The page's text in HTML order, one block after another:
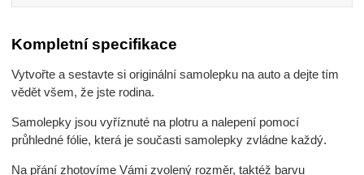
Kompletní specifikace
Vytvořte a sestavte si originální samolepku na auto a dejte tím
vědět všem, že jste rodina.
Samolepky jsou vyříznuté na plotru a nalepení pomocí
průhledné fólie, která je současti samolepky zvládne každý.
Na přání zhotovíme Vámi zvolený rozměr, taktéž barvu